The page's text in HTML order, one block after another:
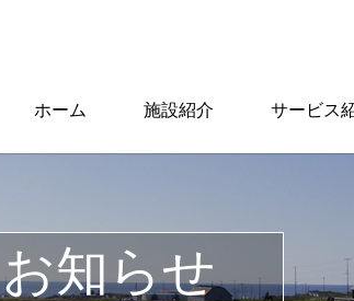
ホーム 施設紹介 サービス
お知らせ